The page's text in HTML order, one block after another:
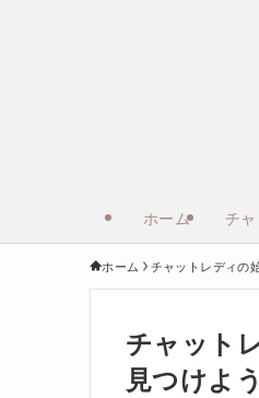
ホーム チ
ホーム チャットレディの
チャット
見つけよ